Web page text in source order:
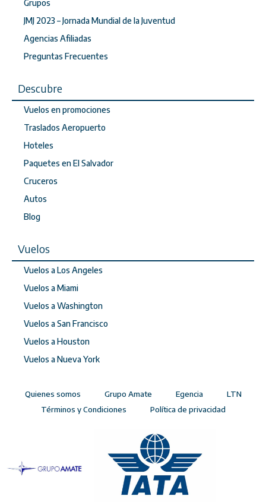
Grupos
JMJ 2023 – Jornada Mundial de la Juventud
Agencias Afiliadas
Preguntas Frecuentes
Descubre
Vuelos en promociones
Traslados Aeropuerto
Hoteles
Paquetes en El Salvador
Cruceros
Autos
Blog
Vuelos
Vuelos a Los Angeles
Vuelos a Miami
Vuelos a Washington
Vuelos a San Francisco
Vuelos a Houston
Vuelos a Nueva York
Quienes somos Grupo Amate Egencia
LTN
Términos y Condiciones
Política de privacidad